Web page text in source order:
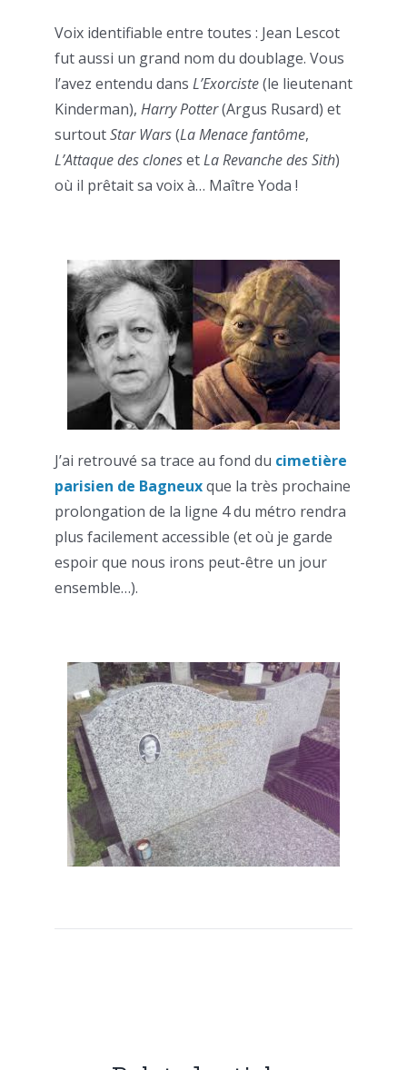
Voix identifiable entre toutes : Jean Lescot
fut aussi un grand nom du doublage. Vous
l’avez entendu dans L’Exorciste(le lieutenant
Kinderman), Harry Potter(Argus Rusard) et
surtoutStar Wars(La Menace fantôme,
L’Attaque des clonesetLa Revanche des Sith)
où il prêtait sa voix à… Maître Yoda !
J’ai retrouvé sa trace au fond du cimetière
parisien de Bagneuxque la très prochaine
prolongation de la ligne 4 du métro rendra
plus facilement accessible (et où je garde
espoir que nous irons peut-être un jour
ensemble…).